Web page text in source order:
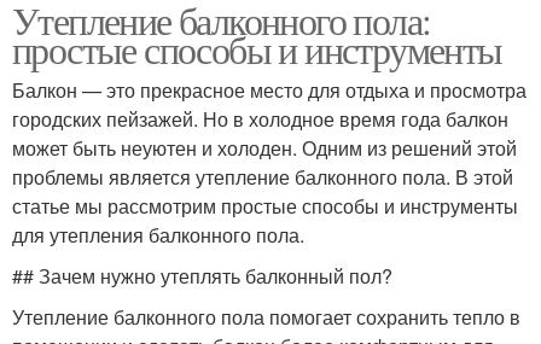
Утепление балконного пола:
простые способы и инструменты
Балкон — это прекрасное место для отдыха и просмотра
городских пейзажей. Но в холодное время года балкон
может быть неуютен и холоден. Одним из решений этой
проблемы является утепление балконного пола. В этой
статье мы рассмотрим простые способы и инструменты
для утепления балконного пола.
## Зачем нужно утеплять балконный пол?
Утепление балконного пола помогает сохранить тепло в